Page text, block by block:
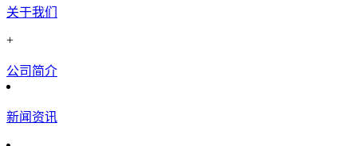
关于我们
+
公司简介
新闻资讯